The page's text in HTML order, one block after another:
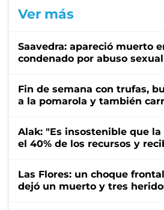
Ver más
Saavedra: apareció muerto
condenado por abuso
Fin de semana con trufas,
a la pomarola y también
Alak: "Es insostenible que
el 40% de los recursos y
Las Flores: un choque
dejó un muerto y tres